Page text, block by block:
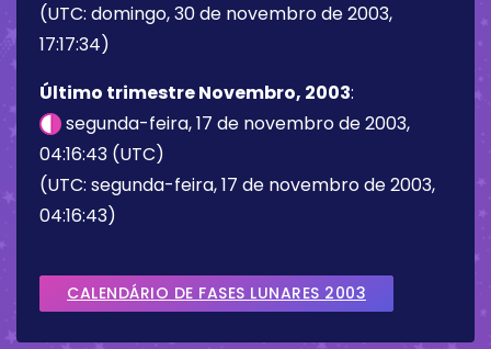
(UTC: domingo, 30 de novembro de 2003,
17:17:34)
Último trimestre Novembro, 2003:
segunda-feira, 17 de novembro de 2003,
04:16:43 (UTC)
(UTC: segunda-feira, 17 de novembro de 2003,
04:16:43)
CALENDÁRIO DE FASES LUNARES 2003